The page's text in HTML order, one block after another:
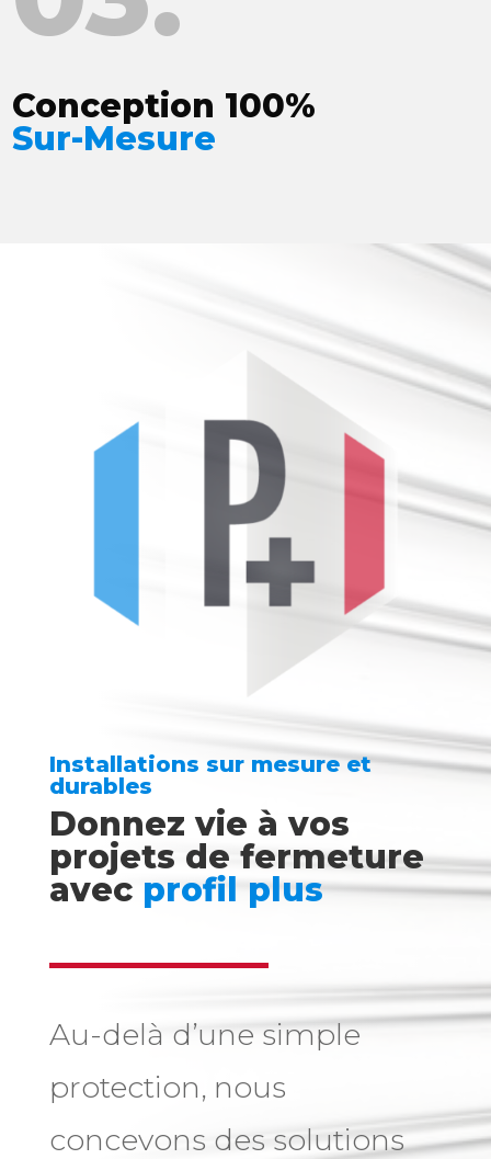
Conception 100%
Sur-Mesure
Installations sur mesure et
durables
Donnez vie à vos
projets de fermeture
avec profil plus
Au-delà d’une simple
protection, nous
concevons des solutions